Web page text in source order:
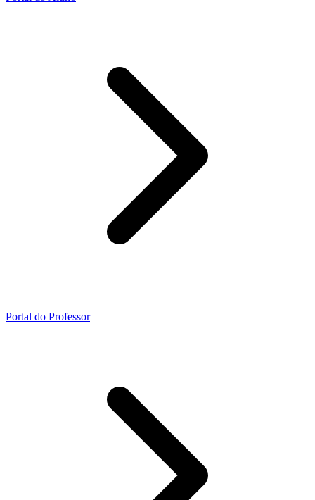
Portal do Professor